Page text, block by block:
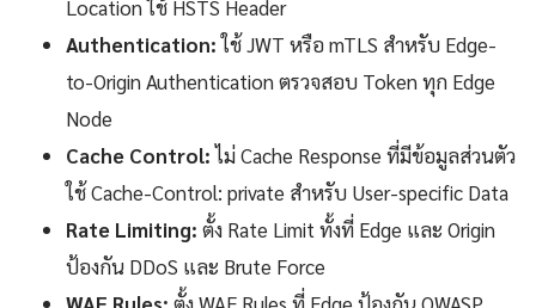
Location ใช้ HSTS Header
Authentication:ใช้ JWT หรือ mTLS สำหรับ Edge-
to-Origin Authentication ตรวจสอบ Token ทุก Edge
Node
Cache Control:ไม่ Cache Response ที่มีข้อมูลส่วนตัว
ใช้ Cache-Control: private สำหรับ User-specific Data
Rate Limiting: ตั้ง Rate Limit ทั้งที่ Edge และ Origin
ป้องกัน DDoS และ Brute Force
WAF Rules: ตั้ง WAF Rules ที่ Edge ป้องกัน OWASP